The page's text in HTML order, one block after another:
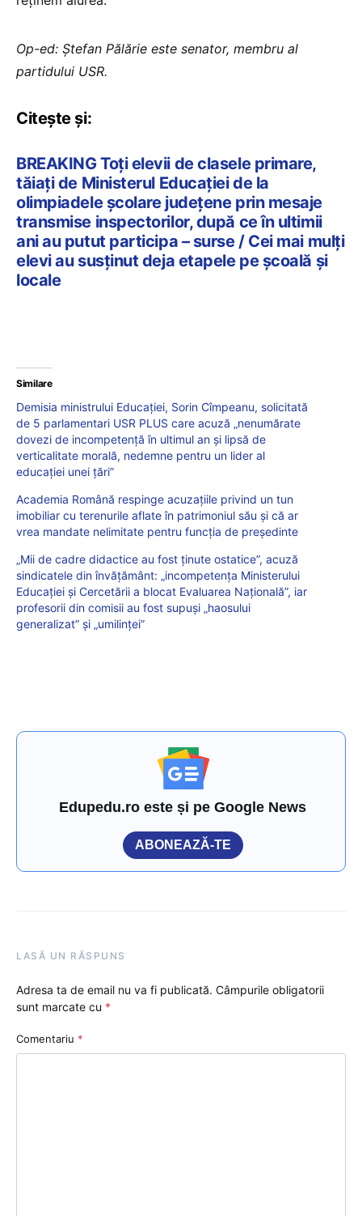
Op-ed: Ștefan Pălărie este senator, membru al
partidului USR.
Citește și:
BREAKING Toți elevii de clasele primare,
tăiați de Ministerul Educației de la
olimpiadele școlare județene prin mesaje
transmise inspectorilor, după ce în ultimii
ani au putut participa – surse / Cei mai mulți
elevi au susținut deja etapele pe școală și
locale
Similare
Demisia ministrului Educației, Sorin Cîmpeanu, solicitată
de 5 parlamentari USR PLUS care acuză „nenumărate
dovezi de incompetență în ultimul an și lipsă de
verticalitate morală, nedemne pentru un lider al
educației unei țări”
Academia Română respinge acuzațiile privind un tun
imobiliar cu terenurile aflate în patrimoniul său și că ar
vrea mandate nelimitate pentru funcția de președinte
„Mii de cadre didactice au fost ținute ostatice”, acuză
sindicatele din învățământ: „incompetența Ministerului
Educației și Cercetării a blocat Evaluarea Națională”, iar
profesorii din comisii au fost supuși „haosului
generalizat” și „umilinței”
Edupedu.ro este și pe Google News
ABONEAZĂ-TE
LASĂ UN RĂSPUNS
Adresa ta de email nu va fi publicată. Câmpurile obligatorii
sunt marcate cu *
Comentariu *